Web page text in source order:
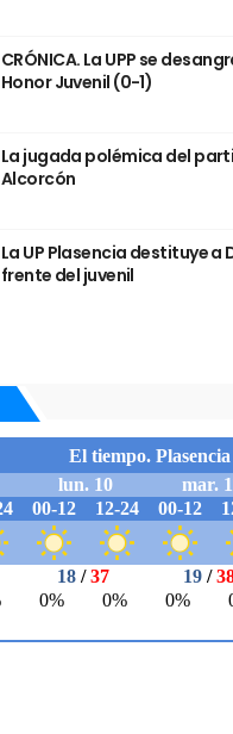
CRÓNICA. La UPP se
Honor Juvenil (0-1)
La jugada polémica del
Alcorcón
La UP Plasencia destituye a
frente del juvenil